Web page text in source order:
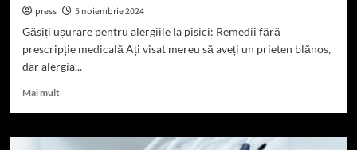
press
5 noiembrie 2024
Găsiți ușurare pentru alergiile la pisici: Remedii fără
prescripție medicală Ați visat mereu să aveți un prieten blănos,
dar alergia...
Mai multRead
Remedii